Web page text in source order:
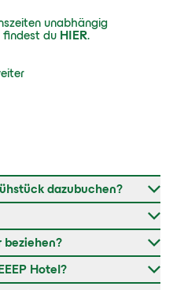
unabhängig
findest du HIER.
dazubuchen?
beziehen?
Hotel?